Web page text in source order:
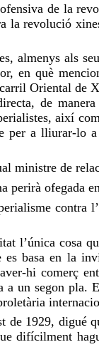
de la
la revolució
almenys als
en què
Oriental de
de
així
per a lliurar-lo
ministre de
perirà ofegada
contra
l’única cosa
basa en la
hi comerç
un segon pla.
de 1929, digué
difícilment